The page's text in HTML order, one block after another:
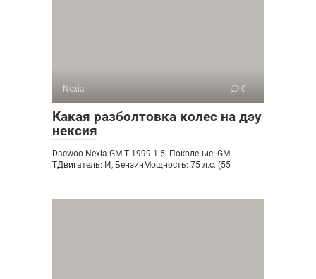
Nexia 0
Какая разболтовка колес на дэу
нексия
Daewoo Nexia GM T 1999 1.5i Поколение: GM
TДвигатель: I4, БензинМощность: 75 л.с. (55